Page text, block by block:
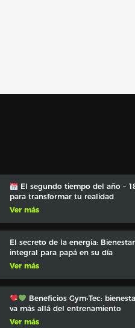
El segundo tiempo del año –
para transformar tu realidad
Ver más
El secreto de la energía: Bienestar
integral para papá en su día
Ver más
Beneficios Gym•Tec:
va más allá del entrenamiento
Ver más